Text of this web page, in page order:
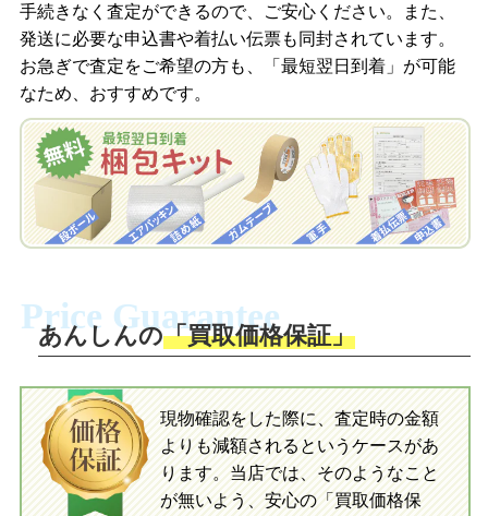
梱包キットをメールで申し込み
査定結果をメールで確認し、梱包キット
を申し込みます。梱包キットは送料無料
でお届けします。
自宅でおもちゃを発送・梱包
梱包キットに同封する発送ガイドの手順
送。当店へ無料で発送いただけます。
入金完了
当店に査定したおもちゃがご到着後、ご
指定の口座に即日入金可能です。
梱包キットをLINEで申し込み
査定結果をLINEで確認し、梱包キットを
申し込みます。梱包キットは送料無料で
お届けします。
自宅でおもちゃを発送・梱包
ださい。お電話にて集荷依頼を行い発
送。当店へ無料で発送いただけます。
当店に査定したおもちゃがご到着後、ご
指定の口座に即日入金可能です。
手続きなく査定ができるので、ご安心ください。また、
発送に必要な申込書や着払い伝票も同封されています。
お急ぎで査定をご希望の方も、「最短翌日到着」が可能
なため、おすすめです。
Price Guarantee
あんしんの「買取価格保証」
現物確認をした際に、査定時の金額
よりも減額されるというケースがあ
ります。当店では、そのようなこと
が無いよう、安心の「買取価格保